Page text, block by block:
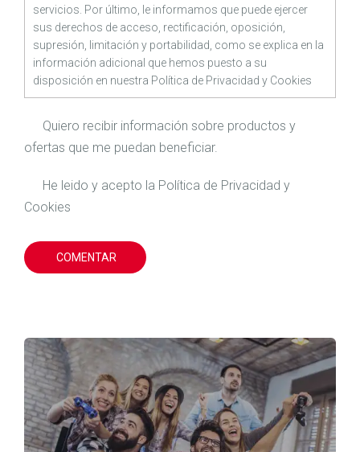
servicios. Por último, le informamos que puede ejercer
sus derechos de acceso, rectificación, oposición,
supresión, limitación y portabilidad, como se explica en la
información adicional que hemos puesto a su
disposición en nuestra Política de Privacidad y Cookies
Quiero recibir información sobre productos y
ofertas que me puedan beneficiar.
He leido y acepto la Política de Privacidad y
Cookies
COMENTAR